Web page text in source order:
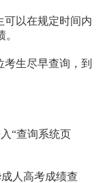
以在规定时间内
生尽早查询，到
“查询系统页
人高考成绩查